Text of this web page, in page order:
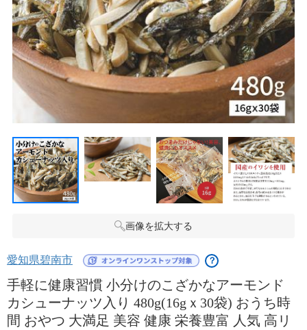
画像を拡大する
愛知県碧南市 ？
手軽に健康習慣 小分けのこざかなアーモンド
カシューナッツ入り 480g(16gｘ30袋) おうち時
間 おやつ 大満足 美容 健康 栄養豊富 人気 高リ